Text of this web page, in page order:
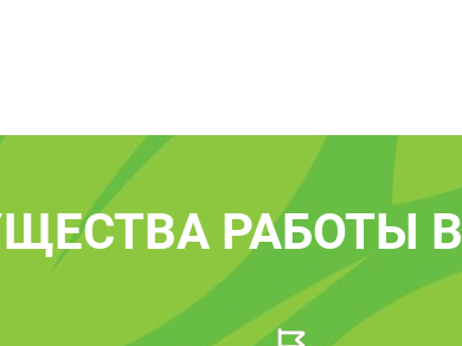
РАБОТЫ В